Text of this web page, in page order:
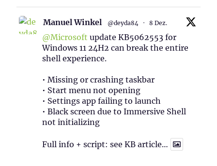
Manuel Winkel @deyda84 · 8 Dez.
@Microsoft update KB5062553 for
Windows 11 24H2 can break the entire
shell experience.
• Missing or crashing taskbar
• Start menu not opening
• Settings app failing to launch
• Black screen due to Immersive Shell
not initializing
Full info + script: see KB article…